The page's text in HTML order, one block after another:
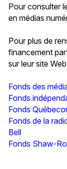
Pour consulter
en médias
Pour plus de
financement
sur leur site
Fonds des
Fonds
Fonds
Fonds de la
Bell
Fonds Shaw-